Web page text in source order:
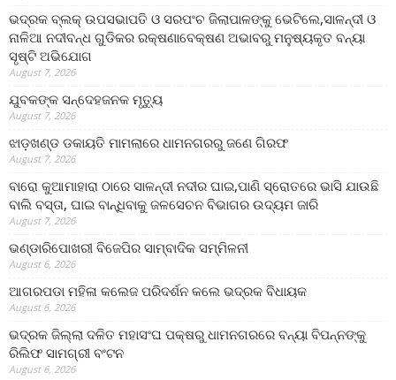
ଭଦ୍ରକ ବ୍ଲକ୍ ଉପସଭାପତି ଓ ସରପଂଚ ଜିଲାପାଳଙ୍କୁ ଭେଟିଲେ,ସାଳନ୍ଦୀ ଓ
ନାଳିଆ ନଦୀବନ୍ଧ ଗୁଡିକର ରକ୍ଷଣାବେକ୍ଷଣ ଅଭାବରୁ ମନୁଷ୍ୟକୃତ ବନ୍ୟା
ସୃଷ୍ଟି ଅଭିଯୋଗ
August 7, 2026
ଯୁବକଙ୍କ ସନ୍ଦେହଜନକ ମୃତ୍ୟୁ
August 7, 2026
ଝାଡ଼ଖଣ୍ଡ ଡକାୟତି ମାମଲାରେ ଧାମନଗରରୁ ଜଣେ ଗିରଫ
August 7, 2026
ବାରୋ କୁଆମାହାରା ଠାରେ ସାଳନ୍ଦୀ ନଦୀର ଘାଇ,ପାଣି ସ୍ରୋତରେ ଭାସି ଯାଉଛି
ବାଲି ବସ୍ତା, ଘାଇ ବାନ୍ଧିବାକୁ ଜଳସେଚନ ବିଭାଗର ଉଦ୍ୟମ ଜାରି
August 7, 2026
ଭଣ୍ଡାରିପୋଖରୀ ବିଜେପିର ସାମ୍ବାଦିକ ସମ୍ମିଳନୀ
August 6, 2026
ଆଗରପଡା ମହିଳା କଲେଜ ପରିଦର୍ଶନ କଲେ ଭଦ୍ରକ ବିଧାୟକ
August 6, 2026
ଭଦ୍ରକ ଜିଲ୍ଲା ଦଳିତ ମହାସଂଘ ପକ୍ଷରୁ ଧାମନଗରରେ ବନ୍ୟା ବିପନ୍ନଙ୍କୁ
ରିଲିଫ ସାମଗ୍ରୀ ବଂଟନ
August 6, 2026